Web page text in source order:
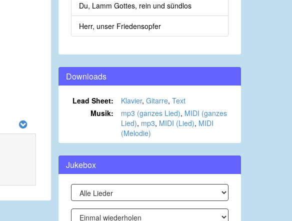
Du, Lamm Gottes, rein und sündlos
Herr, unser Friedensopfer
Downloads
Lead Sheet: Klavier, Gitarre, Text
Musik:
mp3 (ganzes Lied), MIDI (ganzes
Lied), mp3, MIDI (Lied), MIDI
(Melodie)
Jukebox